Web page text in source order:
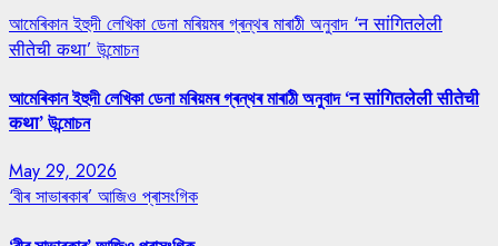
আমেৰিকান ইহুদী লেখিকা ডেনা মৰিয়মৰ গ্ৰন্থৰ মাৰাঠী অনুবাদ ‘न सांगितलेली
सीतेची कथा’ উন্মোচন
আমেৰিকান ইহুদী লেখিকা ডেনা মৰিয়মৰ গ্ৰন্থৰ মাৰাঠী অনুবাদ ‘न सांगितलेली सीतेची
कथा’ উন্মোচন
May 29, 2026
‘বীৰ সাভাৰকাৰ’ আজিও প্ৰাসংগিক